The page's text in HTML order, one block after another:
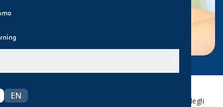
EN
Il corpo umano non smette mai di sorprendere. Uno degli